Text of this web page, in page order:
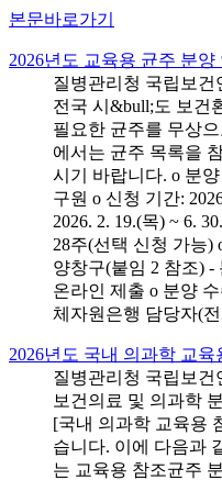
본문바로가기
2026년도 교육용 균주 분양
질병관리청 국립보
전국 시&bull;도 보건
필요한 균주를 무상
에서는 균주 목록을
시기 바랍니다. o 분
구원 o 신청 기간:
2026. 2. 19.(목) ~ 6.
28주(선택 신청 가능)
양창구(붙임 2 참조)
온라인 제출 o 분양
체자원은행 담당자(전
2026년도 국내 의과학 교
질병관리청 국립보
보건의료 및 의과학
[국내 의과학 교육용
습니다. 이에 다음과
는 교육용 참조균주